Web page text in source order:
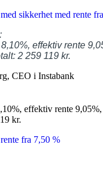
sikkerhet med rente
effektiv rente
2 259 119 kr.
CEO i Instabank
effektiv rente
kr.
fra 7,50 %